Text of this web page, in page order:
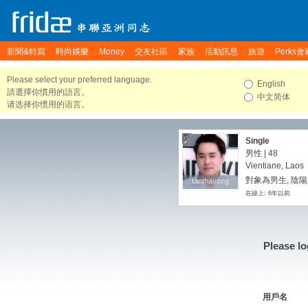
新聞&特寫 時尚娛樂 Money 交友社區 家族 活動訊息 旅遊 Perks會
Please select your preferred language.
請選擇你慣用的語言。
请选择你惯用的语言。
English
中文简体
tanthavong
tanthavong
Single
男性 | 48
Vientiane, Laos
對象為男生, 陰
在線上: 6年以前
Please
用戶名